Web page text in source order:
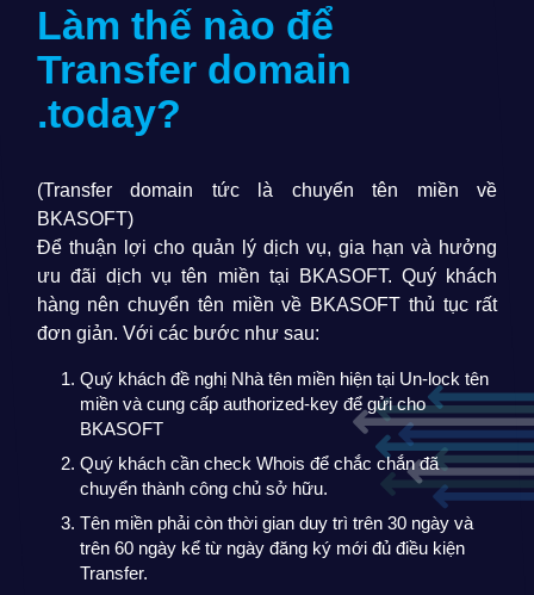
Làm thế nào để
Transfer domain
.today?
(Transfer domain tức là chuyển tên miền về
BKASOFT)
Để thuận lợi cho quản lý dịch vụ, gia hạn và hưởng
ưu đãi dịch vụ tên miền tại BKASOFT. Quý khách
hàng nên chuyển tên miền về BKASOFT thủ tục rất
đơn giản. Với các bước như sau:
Quý khách đề nghị Nhà tên miền hiện tại Un-lock tên
miền và cung cấp authorized-key để gửi cho
BKASOFT
Quý khách cần check Whois để chắc chắn đã
chuyển thành công chủ sở hữu.
Tên miền phải còn thời gian duy trì trên 30 ngày và
trên 60 ngày kể từ ngày đăng ký mới đủ điều kiện
Transfer.